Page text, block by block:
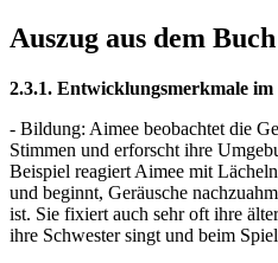
Auszug aus dem Buch
2.3.1. Entwicklungsmerkmale
- Bildung: Aimee beobachtet die
Stimmen und erforscht ihre
Beispiel reagiert Aimee mit
und beginnt, Geräusche
ist. Sie fixiert auch sehr oft ihre
ihre Schwester singt und beim